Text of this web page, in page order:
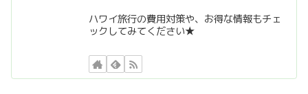
ハワイ旅行の費用対策や、お得な情報もチェ
ックしてみてください★